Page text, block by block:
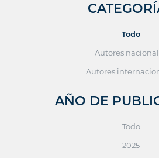
Todo
Autores
Autores
AÑO DE
Todo
2025